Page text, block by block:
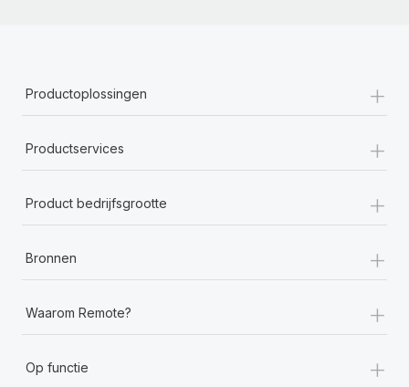
Productoplossingen +
Productservices +
Product bedrijfsgrootte +
Bronnen +
Waarom Remote? +
Op functie +